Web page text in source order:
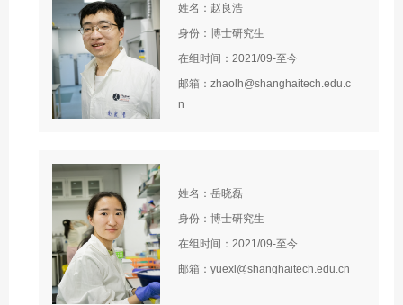
姓名：赵良浩
身份：博士研究生
在组时间：2021/09-至今
邮箱：zhaolh@shanghaitech.edu.c
n
姓名：岳晓磊
身份：博士研究生
在组时间：2021/09-至今
邮箱：yuexl@shanghaitech.edu.cn